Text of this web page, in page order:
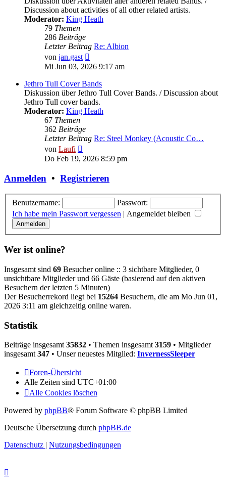
Discussion about activities of all other related artists.
Moderator: King Heath
79 Themen
286 Beiträge
Letzter Beitrag Re: Albion
von jan.gast
Beitrag
Mi Jun 03, 2026 9:17 am
Jethro Tull Cover Bands
Diskussion über Jethro Tull Cover Bands. / Discussion about
Jethro Tull cover bands.
Moderator: King Heath
67 Themen
362 Beiträge
Letzter Beitrag Re: Steel Monkey (Acoustic Co…
von Laufi
Beitrag
Do Feb 19, 2026 8:59 pm
Anmelden • Registrieren
Benutzername:
Passwort:
Ich habe mein Passwort vergessen | Angemeldet bleiben
Wer ist online?
Insgesamt sind 69 Besucher online :: 3 sichtbare Mitglieder, 0
unsichtbare Mitglieder und 66 Gäste (basierend auf den aktiven
Besuchern der letzten 5 Minuten)
Der Besucherrekord liegt bei 15264 Besuchern, die am Mo Jun 01,
2026 3:11 am gleichzeitig online waren.
Statistik
Beiträge insgesamt 35832 • Themen insgesamt 3159 • Mitglieder
insgesamt 347 • Unser neuestes Mitglied: InvernessSleeper
Foren-Übersicht
Alle Zeiten sind UTC+01:00
Alle Cookies löschen
Powered by phpBB® Forum Software © phpBB Limited
Deutsche Übersetzung durch phpBB.de
Datenschutz | Nutzungsbedingungen